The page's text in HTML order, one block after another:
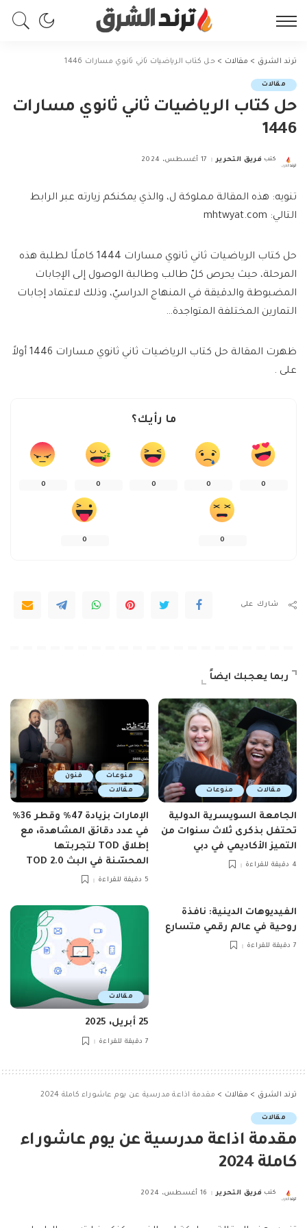
ترند الشرق > مقالات >حل كتاب الرياضيات ثاني ثانوي مسارات 1446
مقالات
حل كتاب الرياضيات ثاني ثانوي مسارات
1446
Posted
كتب فريق التحرير 17 أغسطس، 2024
تنويه: هذه المقالة مملوكة ل، والذي يمكنكم زيارته عبر الرابط
التالي: mhtwyat.com
حل كتاب الرياضيات ثاني ثانوي مسارات 1444 كاملًا لطلبة هذه
المرحلة، حيث يحرص كلّ طالب وطالبة الوصول إلى الإجابات
المضبوطة والدقيقة في المنهاج الدراسيّ، وذلك لاعتماد إجابات
التمارين المختلفة المتواجدة…
ظهرت المقالة حل كتاب الرياضيات ثاني ثانوي مسارات 1446 أولاً
على .
ما رأيك؟
0
0
0
0
0
0
0
شارك على
ربما يعجبك ايضاً
مقالات منوعات
الجامعة السويسرية الدولية
تحتفل بذكرى ثلاث سنوات من
التميز الأكاديمي في دبي
4 دقيقة للقراءة
منوعات
فنون
مقالات
الإمارات بزيادة 47٪ وقطر 36٪
في عدد دقائق المشاهدة، مع
إطلاق TOD لتجربتها
المحسّنة في البث TOD 2.0
5 دقيقة للقراءة
الفيديوهات الدينية: نافذة
روحية في عالم رقمي متسارع
7 دقيقة للقراءة
مقالات
25 أبريل، 2025
7 دقيقة للقراءة
ترند الشرق > مقالات > مقدمة اذاعة مدرسية عن يوم عاشوراء كاملة 2024
مقالات
مقدمة اذاعة مدرسية عن يوم عاشوراء
كاملة 2024
Posted
كتب فريق التحرير 16 أغسطس، 2024